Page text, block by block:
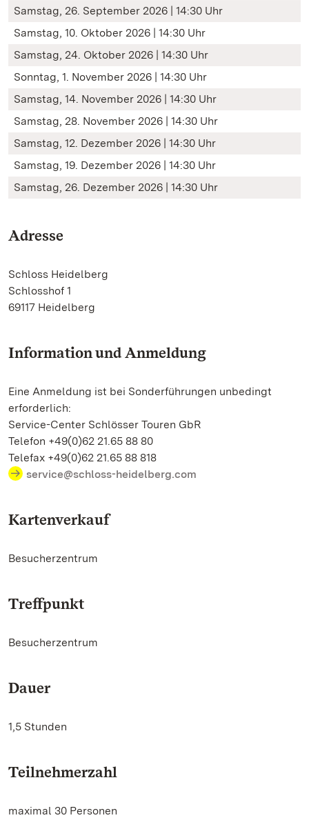
Samstag, 26. September 2026 | 14:30 Uhr
Samstag, 10. Oktober 2026 | 14:30 Uhr
Samstag, 24. Oktober 2026 | 14:30 Uhr
Sonntag, 1. November 2026 | 14:30 Uhr
Samstag, 14. November 2026 | 14:30 Uhr
Samstag, 28. November 2026 | 14:30 Uhr
Samstag, 12. Dezember 2026 | 14:30 Uhr
Samstag, 19. Dezember 2026 | 14:30 Uhr
Samstag, 26. Dezember 2026 | 14:30 Uhr
Adresse
Schloss Heidelberg
Schlosshof 1
69117 Heidelberg
Information und Anmeldung
Eine Anmeldung ist bei Sonderführungen unbedingt
erforderlich:
Service-Center Schlösser Touren GbR
Telefon +49(0)62 21.65 88 80
Telefax +49(0)62 21.65 88 818
service@schloss-heidelberg.com
Kartenverkauf
Besucherzentrum
Treffpunkt
Besucherzentrum
Dauer
1,5 Stunden
Teilnehmerzahl
maximal 30 Personen